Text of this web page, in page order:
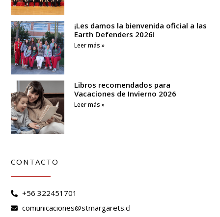
¡Les damos la bienvenida oficial a las
Earth Defenders 2026!
Leer más »
Libros recomendados para
Vacaciones de Invierno 2026
Leer más »
CONTACTO
+56 322451701
comunicaciones@stmargarets.cl